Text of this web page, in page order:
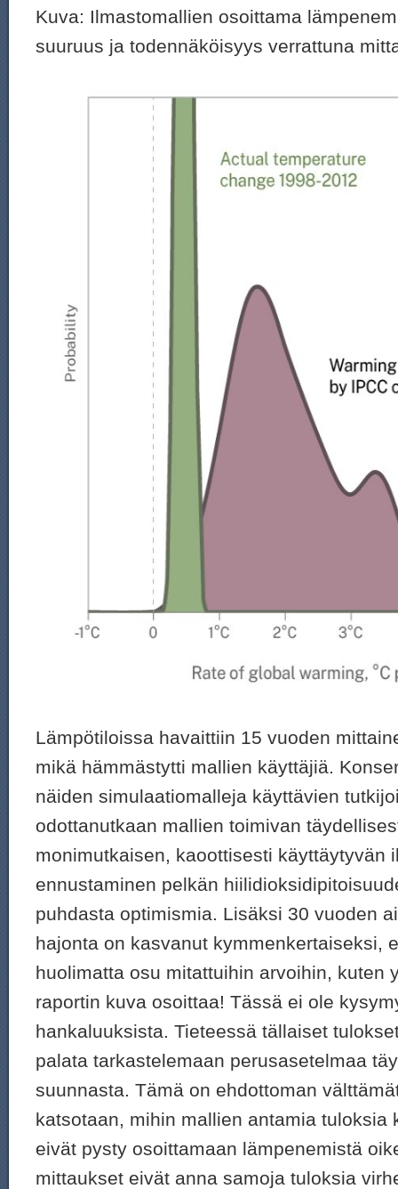
Kuva: Ilmastomallien osoittama
suuruus ja todennäköisyys verrattuna
Lämpötiloissa havaittiin 15 vuoden
mikä hämmästytti mallien käyttäjiä.
näiden simulaatiomalleja käyttävien
odottanutkaan mallien toimivan
monimutkaisen, kaoottisesti käyttäytyvän
ennustaminen pelkän
puhdasta optimismia. Lisäksi 30 vuoden
hajonta on kasvanut kymmenkertaiseksi,
huolimatta osu mitattuihin arvoihin, kuten
raportin kuva osoittaa! Tässä ei ole
hankaluuksista. Tieteessä tällaiset
palata tarkastelemaan perusasetelmaa
suunnasta. Tämä on ehdottoman
katsotaan, mihin mallien antamia tuloksia
eivät pysty osoittamaan lämpenemistä
mittaukset eivät anna samoja tuloksia